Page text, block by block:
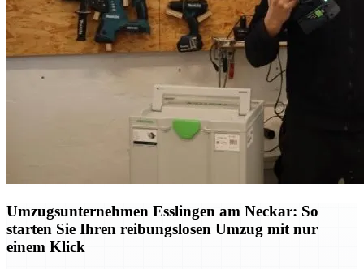
Umzugsunternehmen Esslingen am Neckar: So
starten Sie Ihren reibungslosen Umzug mit nur
einem Klick